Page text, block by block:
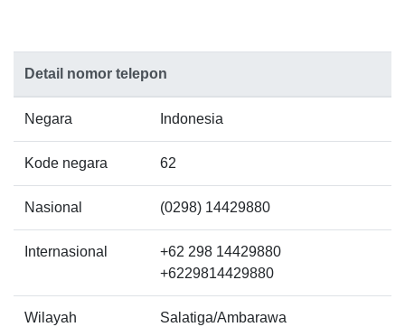
Detail nomor telepon
Negara Indonesia
Kode negara 62
Nasional (0298) 14429880
Internasional
+62 298 14429880
+6229814429880
Wilayah Salatiga/Ambarawa